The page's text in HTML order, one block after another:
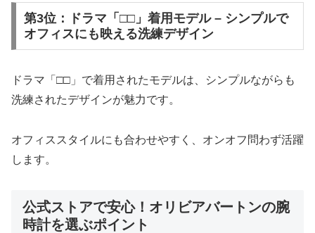
第3位：ドラマ「□□」着用モデル – シンプルで
オフィスにも映える洗練デザイン
ドラマ「□□」で着用されたモデルは、シンプルながらも
洗練されたデザインが魅力です。
オフィススタイルにも合わせやすく、オンオフ問わず活躍
します。
公式ストアで安心！オリビアバートンの腕
時計を選ぶポイント